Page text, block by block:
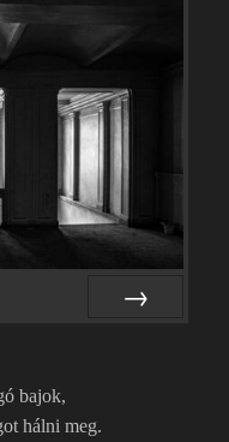
bajok,
hálni meg.